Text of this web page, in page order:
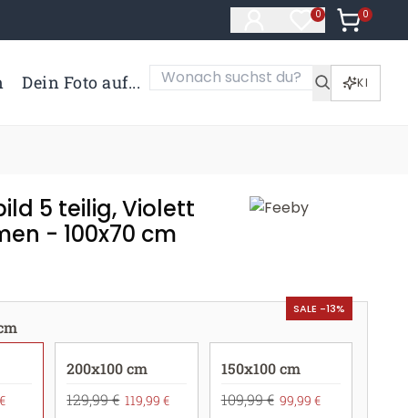
0
Artikel im
0
Artikel
Dein Foto auf... KI
5 teilig, Violett
- 100x70 cm
SALE -13%
200x100 cm
129,99 € 119,99 €
150x100 cm
109,99 € 99,99 €